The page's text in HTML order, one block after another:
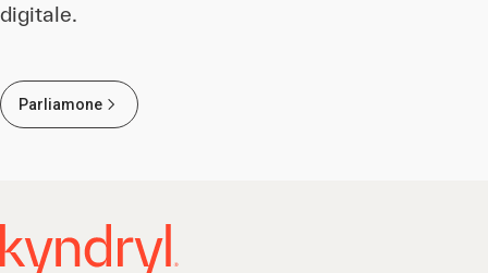
digitale.
Parliamone